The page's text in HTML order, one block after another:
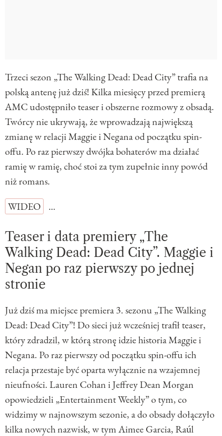
Trzeci sezon „The Walking Dead: Dead City” trafia na
polską antenę już dziś! Kilka miesięcy przed premierą
AMC udostępniło teaser i obszerne rozmowy z obsadą.
Twórcy nie ukrywają, że wprowadzają największą
zmianę w relacji Maggie i Negana od początku spin-
offu. Po raz pierwszy dwójka bohaterów ma działać
ramię w ramię, choć stoi za tym zupełnie inny powód
niż romans.
WIDEO
…
Teaser i data premiery „The
Walking Dead: Dead City”. Maggie i
Negan po raz pierwszy po jednej
stronie
Już dziś ma miejsce premiera 3. sezonu „The Walking
Dead: Dead City”! Do sieci już wcześniej trafił teaser,
który zdradzil, w którą stronę idzie historia Maggie i
Negana. Po raz pierwszy od początku spin-offu ich
relacja przestaje być oparta wyłącznie na wzajemnej
nieufności. Lauren Cohan i Jeffrey Dean Morgan
opowiedzieli „Entertainment Weekly” o tym, co
widzimy w najnowszym sezonie, a do obsady dołączyło
kilka nowych nazwisk, w tym Aimee Garcia, Raúl